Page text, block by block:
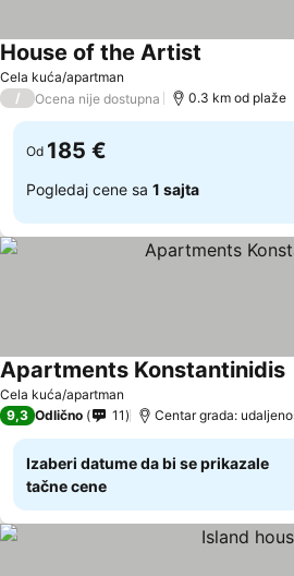
Cela kuća/apartman
House of the Artist
/ Ocena nije dostupna 0.3 km od plaže
Od 185 €
Pogledaj cene sa 1 sajta
Cela kuća/apartman
Apartments Konstantinidis
9,3 Odlično 11 Centar grada:
Izaberi datume da bi se prikazale
tačne cene